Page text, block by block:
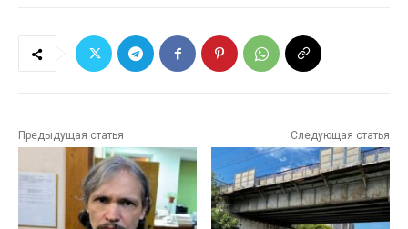
Предыдущая статья Следующая статья